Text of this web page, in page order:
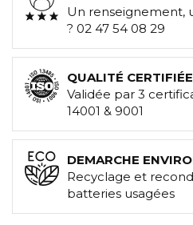
Un renseignement,
? 02 47 54 08 29
QUALITÉ CERTIFIÉE
Validée par 3
14001 & 9001
DEMARCHE
Recyclage et
batteries usagées